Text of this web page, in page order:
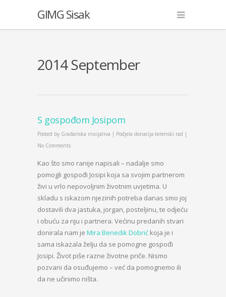
GIMG Sisak
2014 September
S gospođom Josipom
Posted by Građanska inicijativa | Podjela donacija-terenski rad |
No Comments
Kao što smo ranije napisali – nadalje smo
pomogli gospođi Josipi koja sa svojim partnerom
živi u vrlo nepovoljnim životnim uvjetima. U
skladu s iskazom njezinih potreba danas smo joj
dostavili dva jastuka, jorgan, posteljinu, te odjeću
i obuću za nju i partnera. Većinu predanih stvari
donirala nam je Mira Benedik Dobrić koja je i
sama iskazala želju da se pomogne gospođi
Josipi. Život piše razne životne priče. Nismo
pozvani da osuđujemo – već da pomognemo ili
da ne učinimo ništa.